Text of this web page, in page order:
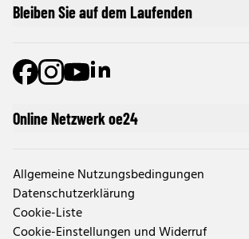
Online Netzwerk oe24
Allgemeine Nutzungsbedingungen
Datenschutzerklärung
Cookie-Liste
Cookie-Einstellungen und Widerruf
Bleiben Sie auf dem Laufenden